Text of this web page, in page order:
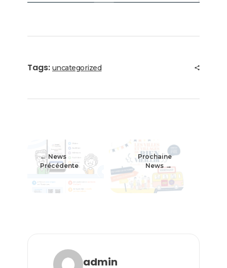
Tags: uncategorized
News
Précédente
Prochaine
News
admin